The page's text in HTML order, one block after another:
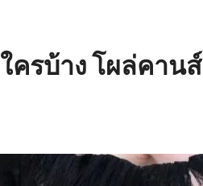
ครบ้าง โผล่คานส์